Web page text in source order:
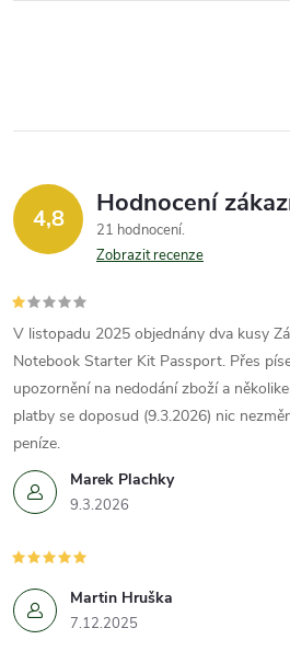
4,8 Hodnocení
21 hodnocení
Zobrazit recenze
Marek Plachky
9.3.2026
V listopadu 2025 objednány dva kusy
Notebook Starter Kit Passport. Přes
upozornění na nedodání zboží a
platby se doposud (9.3.2026) nic
peníze.
Martin Hruška
7.12.2025